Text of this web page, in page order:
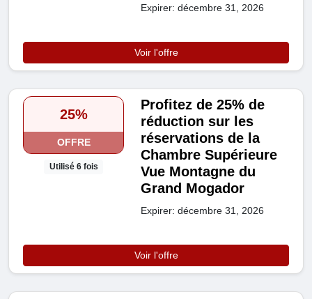
Expirer: décembre 31, 2026
Voir l'offre
25%
OFFRE
Utilisé 6 fois
Profitez de 25% de
réduction sur les
réservations de la
Chambre Supérieure
Vue Montagne du
Grand Mogador
Expirer: décembre 31, 2026
Voir l'offre